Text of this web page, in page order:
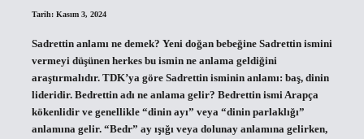
Tarih: Kasım 3, 2024
Sadrettin anlamı ne demek? Yeni doğan bebeğine Sadrettin ismini
vermeyi düşünen herkes bu ismin ne anlama geldiğini
araştırmalıdır. TDK’ya göre Sadrettin isminin anlamı: baş, dinin
lideridir. Bedrettin adı ne anlama gelir? Bedrettin ismi Arapça
kökenlidir ve genellikle “dinin ayı” veya “dinin parlaklığı”
anlamına gelir. “Bedr” ay ışığı veya dolunay anlamına gelirken,